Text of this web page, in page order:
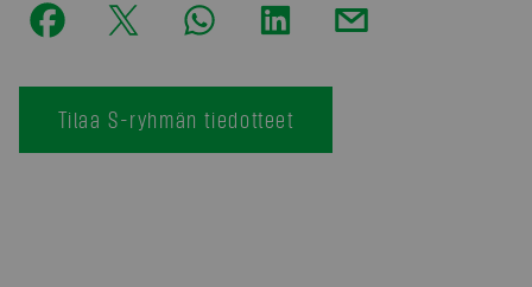
Tilaa S-ryhmän tiedotteet